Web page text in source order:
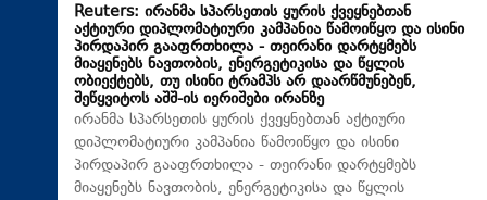
Reuters: ირანმა სპარსეთის ყურის ქვეყნებთან
აქტიური დიპლომატიური კამპანია წამოიწყო და ისინი
პირდაპირ გააფრთხილა - თეირანი დარტყმებს
მიაყენებს ნავთობის, ენერგეტიკისა და წყლის
ობიექტებს, თუ ისინი ტრამპს არ დაარწმუნებენ,
შეწყვიტოს აშშ-ის იერიშები ირანზე
ირანმა სპარსეთის ყურის ქვეყნებთან აქტიური
დიპლომატიური კამპანია წამოიწყო და ისინი
პირდაპირ გააფრთხილა - თეირანი დარტყმებს
მიაყენებს ნავთობის, ენერგეტიკისა და წყლის